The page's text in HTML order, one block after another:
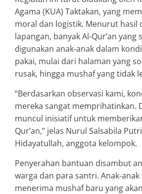
Agama (KUA) Taktakan, yang
moral dan logistik. Menurut hasil
lapangan, banyak Al-Qur’an yang
digunakan anak-anak dalam
pakai, mulai dari halaman yang
rusak, hingga mushaf yang tidak
“Berdasarkan observasi kami,
mereka sangat memprihatinkan.
muncul inisiatif untuk
Qur’an,” jelas Nurul Salsabila
Hidayatullah, anggota kelompok.
Penyerahan bantuan disambut
warga dan para santri. Anak-
menerima mushaf baru yang